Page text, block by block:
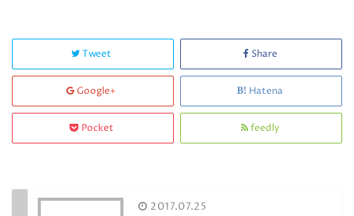
Tweet Share
Google+ Hatena
Pocket feedly
2017.07.25